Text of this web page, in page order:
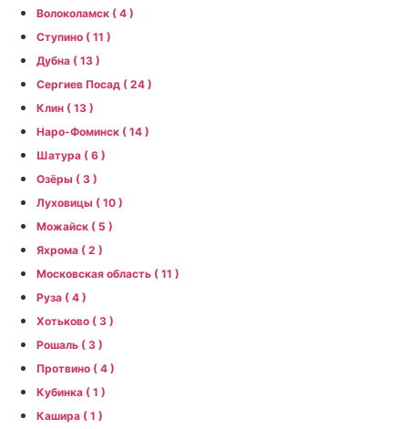
Волоколамск ( 4 )
Ступино ( 11 )
Дубна ( 13 )
Сергиев Посад ( 24 )
Клин ( 13 )
Наро-Фоминск ( 14 )
Шатура ( 6 )
Озёры ( 3 )
Луховицы ( 10 )
Можайск ( 5 )
Яхрома ( 2 )
Московская область ( 11 )
Руза ( 4 )
Хотьково ( 3 )
Рошаль ( 3 )
Протвино ( 4 )
Кубинка ( 1 )
Кашира ( 1 )